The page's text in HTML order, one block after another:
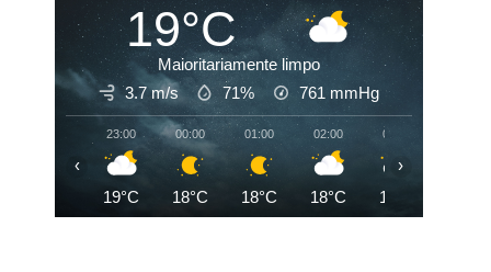
19°C
Maioritariamente limpo
3.7 m/s
71% 761 mmHg
23:00
19°C
00:00
18°C
01:00
18°C
02:00
18°C
03:00
18°C
‹ ›